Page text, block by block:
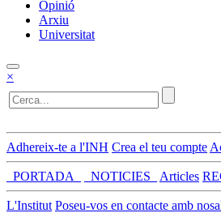
Opinió
Arxiu
Universitat
×
Adhereix-te a l'INH Crea el teu compte
_PORTADA_ _NOTICIES_ Articles
L'Institut Poseu-vos en contacte amb